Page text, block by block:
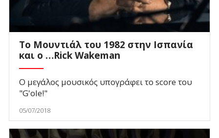
Το Μουντιάλ του 1982 στην Ισπανία
και ο …Rick Wakeman
Ο μεγάλος μουσικός υπογράφει το score του
"G'ole!"
05/07/2018